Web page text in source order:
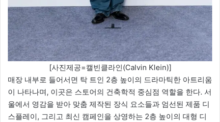
[사진제공=캘빈클라인(Calvin Klein)]
매장 내부로 들어서면 탁 트인 2층 높이의 드라마틱한 아트리움
이 나타나며, 이곳은 스토어의 건축학적 중심점 역할을 한다. 서
울에서 영감을 받아 맞춤 제작된 장식 요소들과 엄선된 제품 디
스플레이, 그리고 최신 캠페인을 상영하는 2층 높이의 대형 디